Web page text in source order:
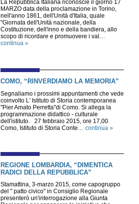
La Repubblica Italiana riconoscie il giorno 17
MARZO data della proclamazione in Torino,
nell'anno 1861, dell'Unità d'Italia, quale
"Giornata dell'Unità nazionale, della
Costituzione, dell'inno e della bandiera, allo
scopo di ricordare e promuovere i val…
continua »
COMO, “RINVERDIAMO LA MEMORIA”
Segnaliamo i prossimi appuntamenti che vede
coinvolto L' Istituto di Storia contemporanea
"Pier Amato Perretta"di Como. Si allega la
programmazione didattico - culturale
dell'istituto. 27 febbraio 2015, ore 17,00
Como, Istituto di Storia Conte… continua »
REGIONE LOMBARDIA, “DIMENTICA
RADICI DELLA REPUBBLICA”
Stamattina, 3-marzo 2015, come capogruppo
del " patto civico" in Consiglio Regionale
presenterò un'interrogazione alla Giunta